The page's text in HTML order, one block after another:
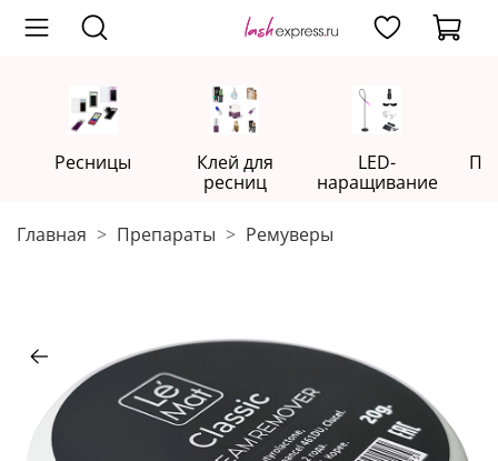
Ресницы
Клей для
ресниц
LED-
наращивание
Главная Препараты Ремуверы